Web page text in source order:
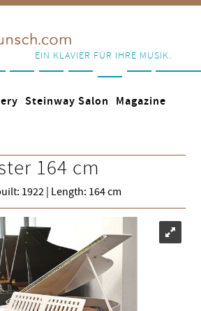
EIN KLAVIER FÜR IHRE MUSIK.
Steinway Salon
Magazine
164 cm
1922 | Length: 164 cm